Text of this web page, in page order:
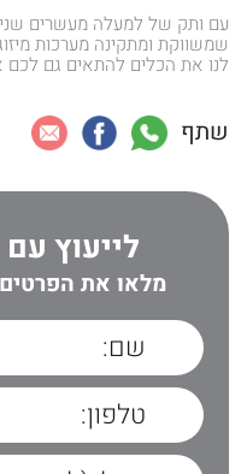
עם ותק של למעלה מעשרים
שמשווקת ומתקינה מערכות
לנו את הכלים להתאים גם
שתף
לייעוץ
מלאו את